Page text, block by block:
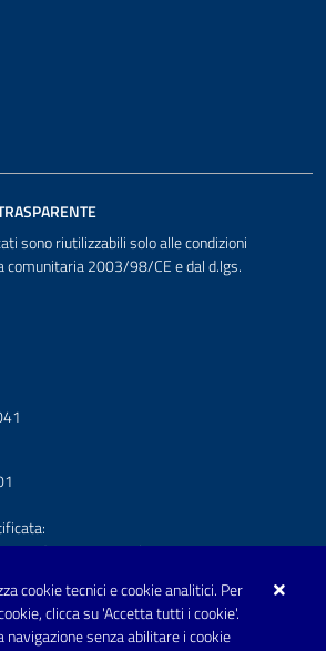
cookie tecnici e cookie analitici. Per
clicca su 'Accetta tutti i cookie'.
navigazione senza abilitare i cookie
sono riutilizzabili solo alle condizioni
comunitaria 2003/98/CE e dal d.lgs.
con il Pubblico